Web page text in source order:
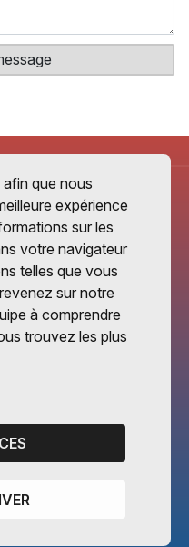
que nous
expérience
sur les
votre navigateur
telles que vous
sur notre
à comprendre
trouvez les plus